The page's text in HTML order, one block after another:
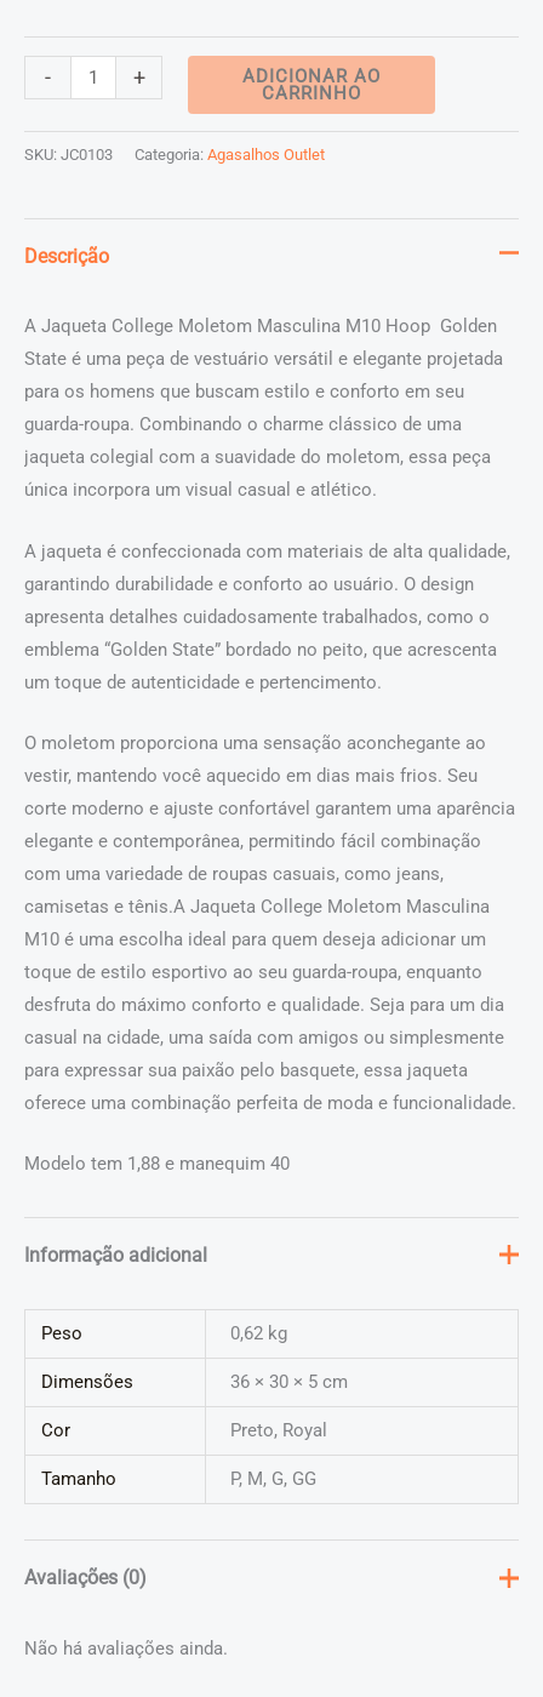
-
College
Moletom
Golden
quantidade
+ ADICIONAR AO
CARRINHO
SKU: JC0103 Categoria: Agasalhos Outlet
Descrição
A Jaqueta College Moletom Masculina M10 Hoop Golden
State é uma peça de vestuário versátil e elegante projetada
para os homens que buscam estilo e conforto em seu
guarda-roupa. Combinando o charme clássico de uma
jaqueta colegial com a suavidade do moletom, essa peça
única incorpora um visual casual e atlético.
A jaqueta é confeccionada com materiais de alta qualidade,
garantindo durabilidade e conforto ao usuário. O design
apresenta detalhes cuidadosamente trabalhados, como o
emblema “Golden State” bordado no peito, que acrescenta
um toque de autenticidade e pertencimento.
O moletom proporciona uma sensação aconchegante ao
vestir, mantendo você aquecido em dias mais frios. Seu
corte moderno e ajuste confortável garantem uma aparência
elegante e contemporânea, permitindo fácil combinação
com uma variedade de roupas casuais, como jeans,
camisetas e tênis.A Jaqueta College Moletom Masculina
M10 é uma escolha ideal para quem deseja adicionar um
toque de estilo esportivo ao seu guarda-roupa, enquanto
desfruta do máximo conforto e qualidade. Seja para um dia
casual na cidade, uma saída com amigos ou simplesmente
para expressar sua paixão pelo basquete, essa jaqueta
oferece uma combinação perfeita de moda e funcionalidade.
Modelo tem 1,88 e manequim 40
Informação adicional
Peso 0,62 kg
Dimensões 36 × 30 × 5 cm
Cor Preto, Royal
Tamanho P, M, G, GG
Avaliações (0)
Não há avaliações ainda.